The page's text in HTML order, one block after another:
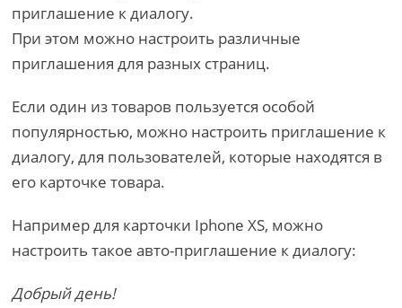
приглашение к диалогу.
При этом можно настроить различные
приглашения для разных страниц.
Если один из товаров пользуется особой
популярностью, можно настроить приглашение к
диалогу, для пользователей, которые находятся в
его карточке товара.
Например для карточки Iphone XS, можно
настроить такое авто-приглашение к диалогу:
Добрый день!